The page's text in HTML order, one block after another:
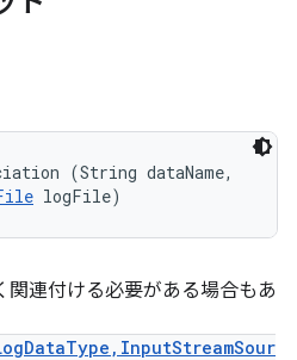
(String dataName,
logFile)
関連付ける必要がある場合もあ